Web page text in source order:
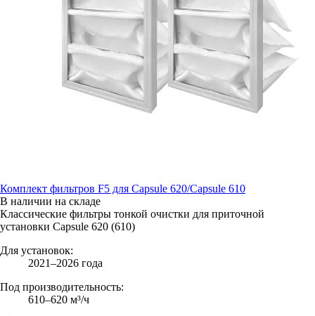
Комплект фильтров F5 для Capsule 620/Capsule 610
В наличии на складе
Классические фильтры тонкой очистки для приточной
установки Capsule 620 (610)
Для установок:
2021–2026 года
Под производительность:
610–620 м³/ч